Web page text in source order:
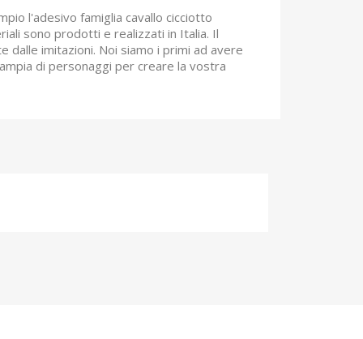
l'adesivo famiglia cavallo cicciotto
sono prodotti e realizzati in Italia. Il
dalle imitazioni. Noi siamo i primi ad avere
di personaggi per creare la vostra